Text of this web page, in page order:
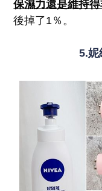
保濕力還是維持
後掉了1％。
5.妮